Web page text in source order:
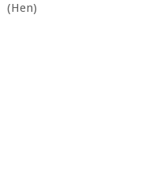
(Hen)